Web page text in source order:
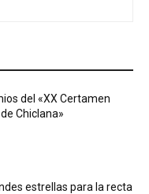
del «XX Certamen
Chiclana»
estrellas para la recta